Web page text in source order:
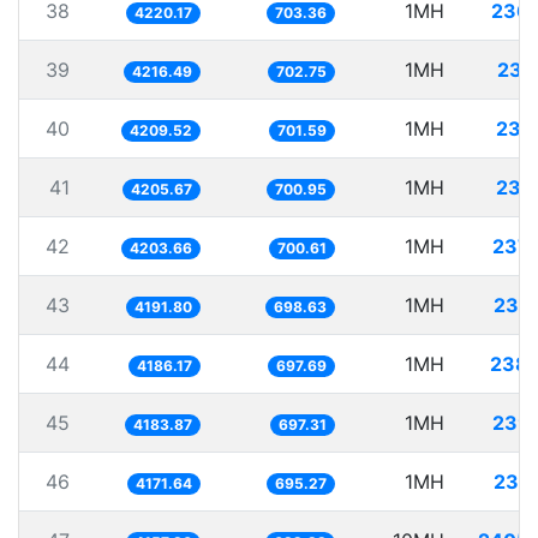
38 4220.17 703.36 1MH
39 4216.49 702.75 1MH
40 4209.52 701.59 1MH
41 4205.67 700.95 1MH
42 4203.66 700.61 1MH
43 4191.80 698.63 1MH
44 4186.17 697.69 1MH
45 4183.87 697.31 1MH
46 4171.64 695.27 1MH